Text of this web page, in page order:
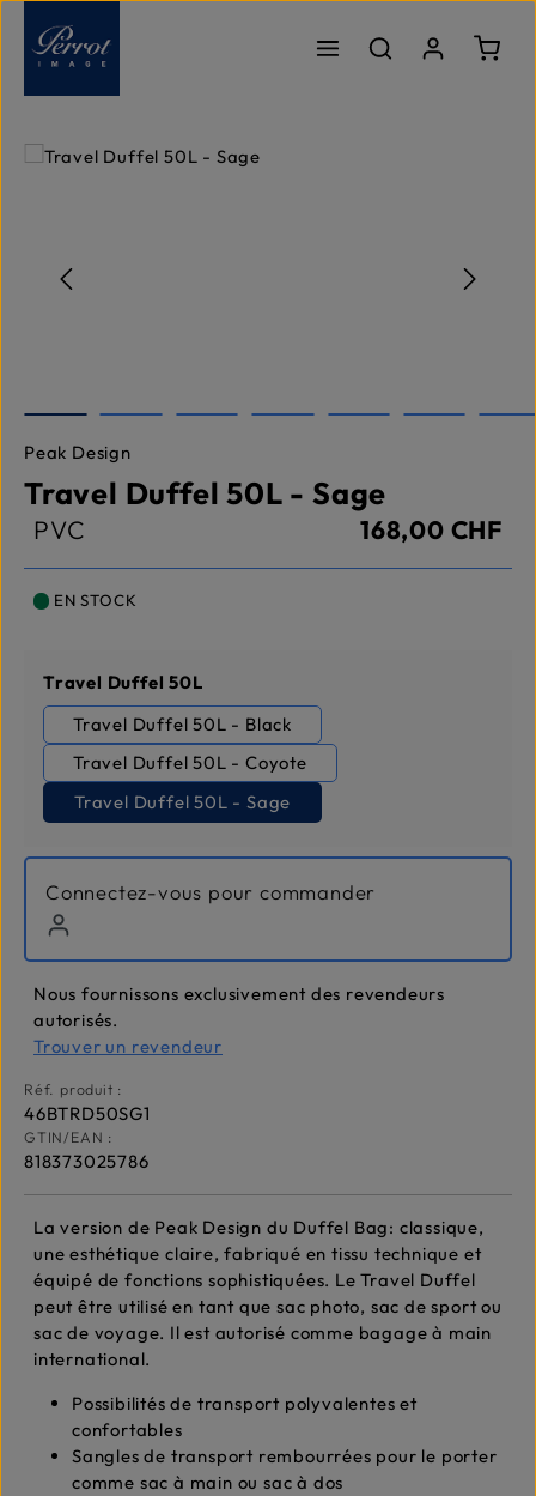
Passer au contenu principal
Le
Ignorer la galerie d'images
Peak Design
Travel Duffel 50L - Sage
PVC 168,00 CHF
EN STOCK
Sélectionnez
Travel Duffel 50L
Travel Duffel 50L - Black
Travel Duffel 50L - Coyote
Travel Duffel 50L - Sage
Connectez-vous pour commander
Nous fournissons exclusivement des revendeurs
autorisés.
Trouver un revendeur
Réf. produit :
46BTRD50SG1
GTIN/EAN :
818373025786
La version de Peak Design du Duffel Bag: classique,
une esthétique claire, fabriqué en tissu technique et
équipé de fonctions sophistiquées. Le Travel Duffel
peut être utilisé en tant que sac photo, sac de sport ou
sac de voyage. Il est autorisé comme bagage à main
international.
Possibilités de transport polyvalentes et
confortables
Sangles de transport rembourrées pour le porter
comme sac à main ou sac à dos